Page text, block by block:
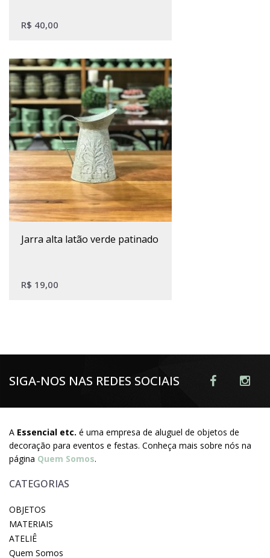
R$ 40,00
jarra alta latão verde patinado
R$ 19,00
SIGA-NOS NAS REDES SOCIAIS
A Essencial etc. é uma empresa de aluguel de objetos de
decoração para eventos e festas. Conheça mais sobre nós na
página Quem Somos.
CATEGORIAS
OBJETOS
MATERIAIS
ATELIÊ
Quem Somos